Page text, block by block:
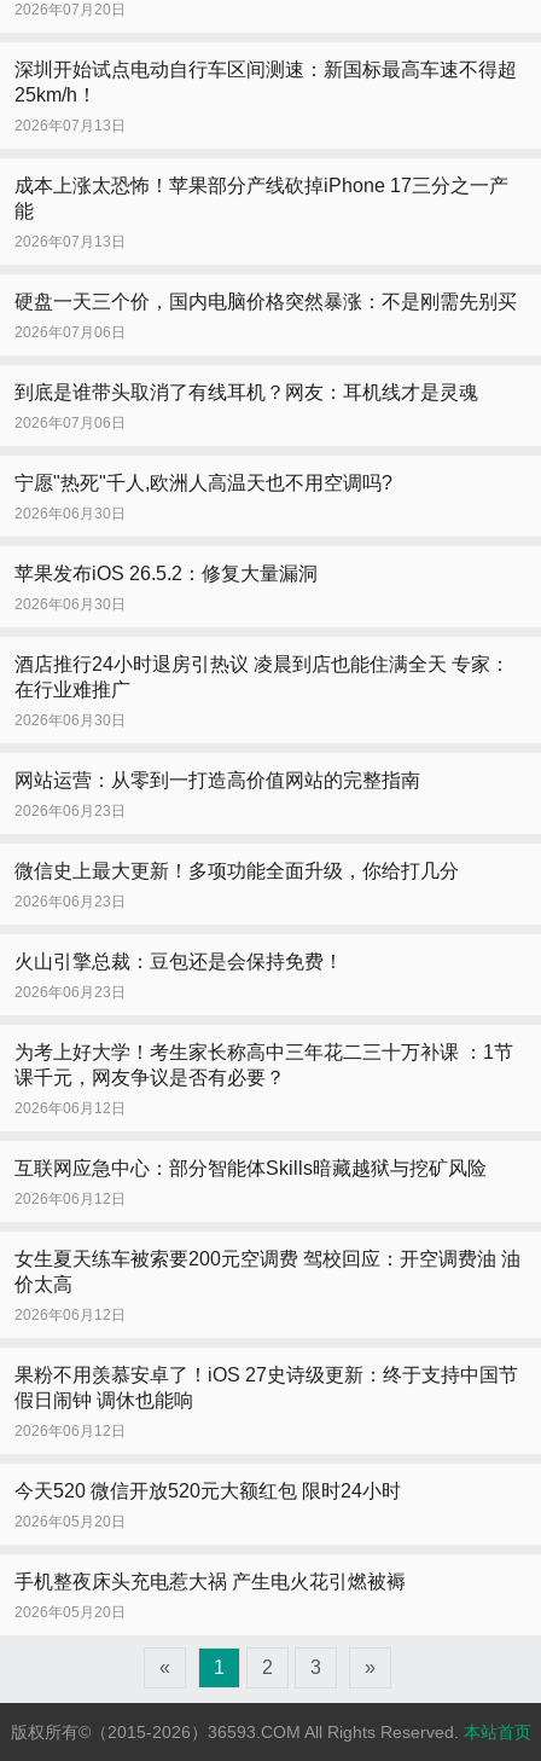
2026年07月20日
深圳开始试点电动自行车区间测速：新国标最高车速不得超
25km/h！
2026年07月13日
成本上涨太恐怖！苹果部分产线砍掉iPhone 17三分之一产
能
2026年07月13日
硬盘一天三个价，国内电脑价格突然暴涨：不是刚需先别买
2026年07月06日
到底是谁带头取消了有线耳机？网友：耳机线才是灵魂
2026年07月06日
宁愿"热死"千人,欧洲人高温天也不用空调吗?
2026年06月30日
苹果发布iOS 26.5.2：修复大量漏洞
2026年06月30日
酒店推行24小时退房引热议 凌晨到店也能住满全天 专家：
在行业难推广
2026年06月30日
网站运营：从零到一打造高价值网站的完整指南
2026年06月23日
微信史上最大更新！多项功能全面升级，你给打几分
2026年06月23日
火山引擎总裁：豆包还是会保持免费！
2026年06月23日
为考上好大学！考生家长称高中三年花二三十万补课 ：1节
课千元，网友争议是否有必要？
2026年06月12日
互联网应急中心：部分智能体Skills暗藏越狱与挖矿风险
2026年06月12日
女生夏天练车被索要200元空调费 驾校回应：开空调费油 油
价太高
2026年06月12日
果粉不用羡慕安卓了！iOS 27史诗级更新：终于支持中国节
假日闹钟 调休也能响
2026年06月12日
今天520 微信开放520元大额红包 限时24小时
2026年05月20日
手机整夜床头充电惹大祸 产生电火花引燃被褥
2026年05月20日
« 1 2 3 »
版权所有©（2015-2026）36593.COM All Rights Reserved. 本站首页